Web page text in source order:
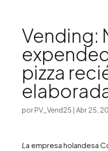
Vending:
pizza
porPV_Vend25 | Abr 25,
L a empresa holandesa